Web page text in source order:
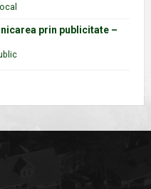
prin publicitate –